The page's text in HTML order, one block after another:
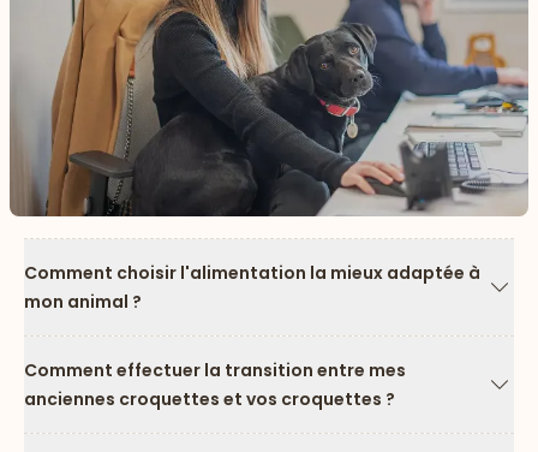
Comment choisir l'alimentation la mieux adaptée à
mon animal ?
Comment effectuer la transition entre mes
anciennes croquettes et vos croquettes ?